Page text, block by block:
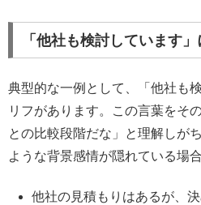
「他社も検討しています
典型的な一例として、「他社も
リフがあります。この言葉をそ
との比較段階だな」と理解しが
ような背景感情が隠れている場
他社の見積もりはあるが、